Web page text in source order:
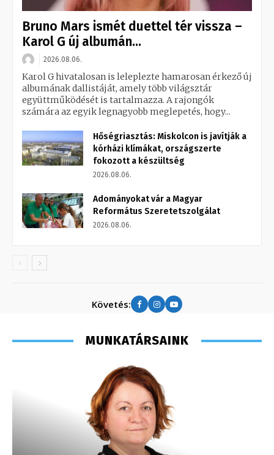
Bruno Mars ismét duettel tér vissza –
Karol G új albumán...
2026.08.06.
Karol G hivatalosan is leleplezte hamarosan érkező új
albumának dallistáját, amely több világsztár
együttműködését is tartalmazza. A rajongók
számára az egyik legnagyobb meglepetés, hogy...
Hőségriasztás: Miskolcon is javítják a
kórházi klímákat, országszerte
fokozott a készültség
2026.08.06.
Adományokat vár a Magyar
Református Szeretetszolgálat
2026.08.06.
Követés:
MUNKATÁRSAINK